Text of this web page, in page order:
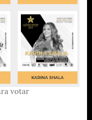
votar